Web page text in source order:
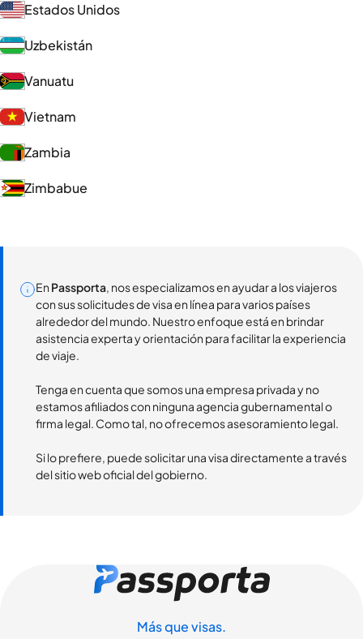
Estados Unidos
Uzbekistán
Vanuatu
Vietnam
Zambia
Zimbabue
En Passporta, nos especializamos en ayudar a los viajeros
con sus solicitudes de visa en línea para varios países
alrededor del mundo. Nuestro enfoque está en brindar
asistencia experta y orientación para facilitar la experiencia
de viaje.
Tenga en cuenta que somos una empresa privada y no
estamos afiliados con ninguna agencia gubernamental o
firma legal. Como tal, no ofrecemos asesoramiento legal.
Si lo prefiere, puede solicitar una visa directamente a través
del sitio web oficial del gobierno.
Más que visas.